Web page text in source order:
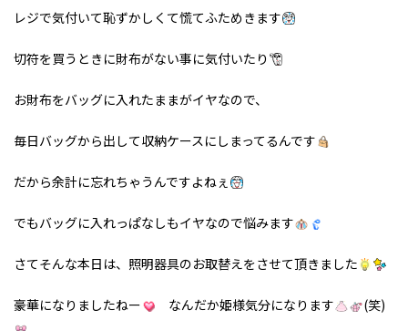
レジで気付いて恥ずかしくて慌てふためきます
切符を買うときに財布がない事に気付いたり
お財布をバッグに入れたままがイヤなので、
毎日バッグから出して収納ケースにしまってるんです
だから余計に忘れちゃうんですよねぇ
でもバッグに入れっぱなしもイヤなので悩みます
さてそんな本日は、照明器具のお取替えをさせて頂きました
豪華になりましたねー なんだか姫様気分になります (笑)